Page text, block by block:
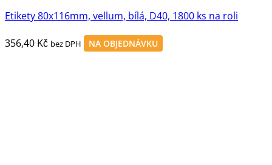
Etikety 80x116mm, vellum, bílá, D40, 1800 ks na roli
356,40 Kč bez DPH NA OBJEDNÁVKU